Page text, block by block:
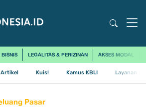
BISNIS LEGALITAS & PERIZINAN AKSES MODAL
Kuis! Kamus KBLI Layanan
Pasar